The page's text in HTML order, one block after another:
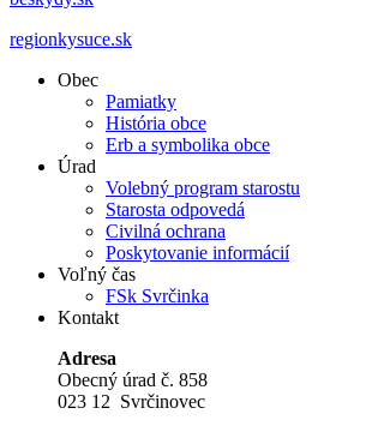
regionkysuce.sk
Obec
Pamiatky
História obce
Erb a symbolika obce
Úrad
Volebný program starostu
Starosta odpovedá
Civilná ochrana
Poskytovanie informácií
Voľný čas
FSk Svrčinka
Kontakt
Adresa
Obecný úrad č. 858
023 12 Svrčinovec